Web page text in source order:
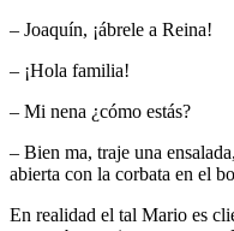
– Joaquín, ¡ábrele a Reina!
– ¡Hola familia!
– Mi nena ¿cómo estás?
– Bien ma, traje una
abierta con la corbata en el
En realidad el tal Mario es